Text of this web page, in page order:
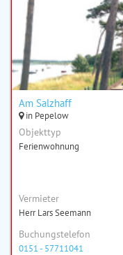
Am Salzhaff
in Pepelow
Objekttyp
Ferienwohnung
Vermieter
Herr Lars Seemann
Buchungstelefon
0151 - 57711041